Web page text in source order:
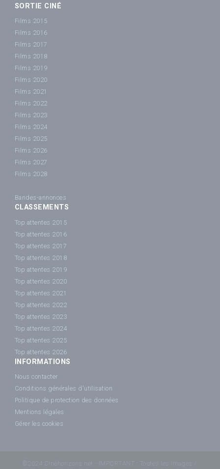
SORTIE CINÉ
Films 2015
Films 2016
Films 2017
Films 2018
Films 2019
Films 2020
Films 2021
Films 2022
Films 2023
Films 2024
Films 2025
Films 2026
Films 2027
Films 2028
Bandes-annonces
CLASSEMENTS
Top attentes 2015
Top attentes 2016
Top attentes 2017
Top attentes 2018
Top attentes 2019
Top attentes 2020
Top attentes 2021
Top attentes 2022
Top attentes 2023
Top attentes 2024
Top attentes 2025
Top attentes 2026
INFORMATIONS
Nous contacter
Conditions générales d'utilisation
Politique de protection des données
Mentions légales
Gérer les cookies